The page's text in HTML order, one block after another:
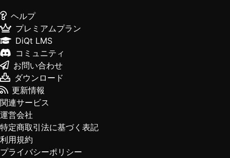
ヘルプ
プレミアムプラン
DiQt LMS
コミュニティ
お問い合わせ
ダウンロード
更新情報
関連サービス
運営会社
特定商取引法に基づく表記
利用規約
プライバシーポリシー